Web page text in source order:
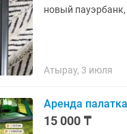
новый
Атырау, 3 июля
Аренда
15 000 ₸